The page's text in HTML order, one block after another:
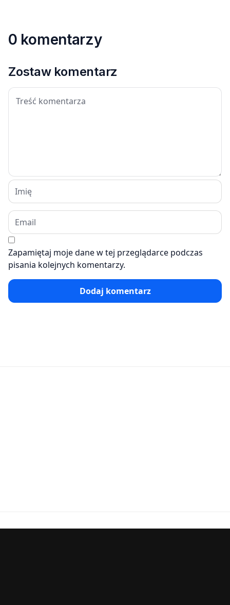
0 komentarzy
Zostaw komentarz
Zapamiętaj moje dane w tej przeglądarce podczas
pisania kolejnych komentarzy.
Dodaj komentarz